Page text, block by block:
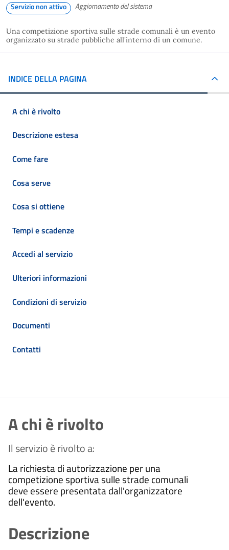
Servizio non attivo Aggiornamento del sistema
Una competizione sportiva sulle strade comunali è un evento
organizzato su strade pubbliche all'interno di un comune.
INDICE DELLA PAGINA
A chi è rivolto
Descrizione estesa
Come fare
Cosa serve
Cosa si ottiene
Tempi e scadenze
Accedi al servizio
Ulteriori informazioni
Condizioni di servizio
Documenti
Contatti
A chi è rivolto
Il servizio è rivolto a:
La richiesta di autorizzazione per una
competizione sportiva sulle strade comunali
deve essere presentata dall'organizzatore
dell'evento.
Descrizione